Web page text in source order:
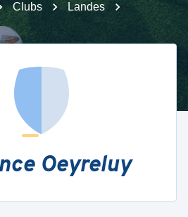
Clubs
Landes
Oeyreluy